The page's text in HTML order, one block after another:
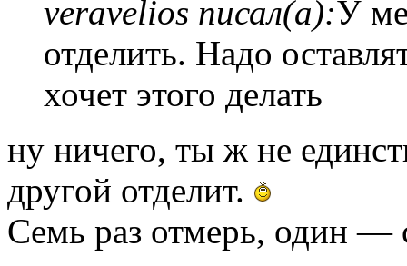
veravelios писал(а):У
отделить. Надо
хочет этого делать
ну ничего, ты ж не
другой отделит.
Семь раз отмерь, один —